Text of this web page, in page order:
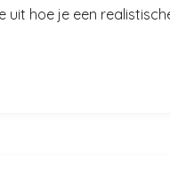
hoe je een